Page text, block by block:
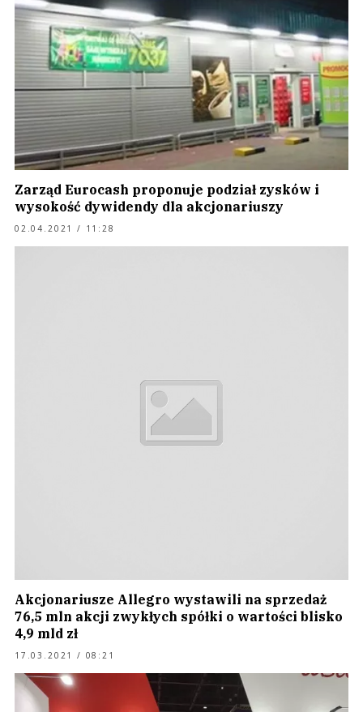
Zarząd Eurocash proponuje podział zysków i
wysokość dywidendy dla akcjonariuszy
02.04.2021 / 11:28
Akcjonariusze Allegro wystawili na sprzedaż
76,5 mln akcji zwykłych spółki o wartości blisko
4,9 mld zł
17.03.2021 / 08:21